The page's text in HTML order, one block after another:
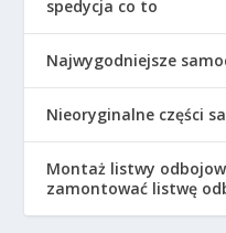
spedycja co to
Najwygodniejsze
Nieoryginalne części
Montaż listwy
zamontować listwę